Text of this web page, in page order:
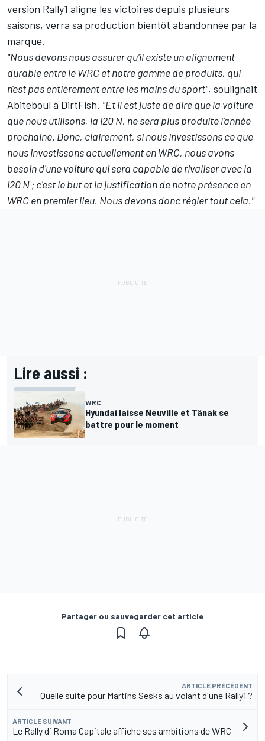
version Rally1 aligne les victoires depuis plusieurs
saisons, verra sa production bientôt abandonnée par la
marque.
"Nous devons nous assurer qu'il existe un alignement
durable entre le WRC et notre gamme de produits, qui
n'est pas entièrement entre les mains du sport", soulignait
Abiteboul à DirtFish. "Et il est juste de dire que la voiture
que nous utilisons, la i20 N, ne sera plus produite l'année
prochaine. Donc, clairement, si nous investissons ce que
nous investissons actuellement en WRC, nous avons
besoin d'une voiture qui sera capable de rivaliser avec la
i20 N ; c'est le but et la justification de notre présence en
WRC en premier lieu. Nous devons donc régler tout cela."
Lire aussi :
WRC
Hyundai laisse Neuville et Tänak se
battre pour le moment
Partager ou sauvegarder cet article
ARTICLE PRÉCÉDENT
Quelle suite pour Martins Sesks au volant d'une Rally1 ?
ARTICLE SUIVANT
Le Rally di Roma Capitale affiche ses ambitions de WRC